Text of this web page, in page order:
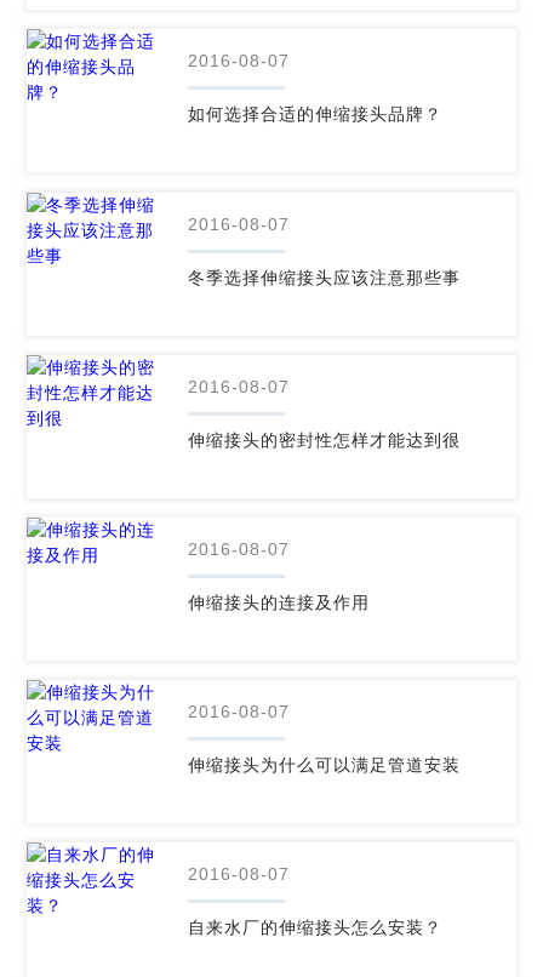
2016-08-07
如何选择合适的伸缩接头品牌？
2016-08-07
冬季选择伸缩接头应该注意那些事
2016-08-07
伸缩接头的密封性怎样才能达到很
2016-08-07
伸缩接头的连接及作用
2016-08-07
伸缩接头为什么可以满足管道安装
2016-08-07
自来水厂的伸缩接头怎么安装？